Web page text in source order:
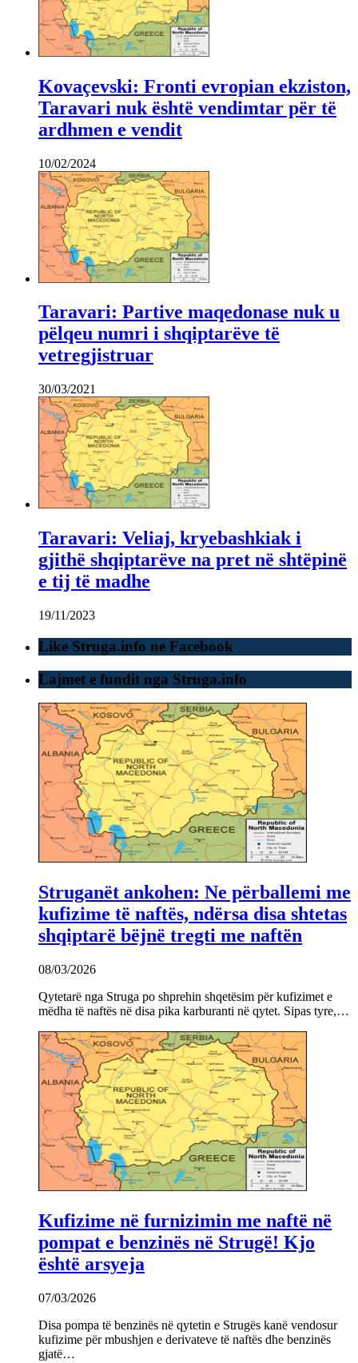
Kovaçevski: Fronti evropian ekziston,
Taravari nuk është vendimtar për të
ardhmen e vendit
10/02/2024
Taravari: Partive maqedonase nuk u
pëlqeu numri i shqiptarëve të
vetregjistruar
30/03/2021
Taravari: Veliaj, kryebashkiak i
gjithë shqiptarëve na pret në shtëpinë
e tij të madhe
19/11/2023
Like Struga.info ne Facebook
Lajmet e fundit nga Struga.info
Struganët ankohen: Ne përballemi me
kufizime të naftës, ndërsa disa shtetas
shqiptarë bëjnë tregti me naftën
08/03/2026
Qytetarë nga Struga po shprehin shqetësim për kufizimet e
mëdha të naftës në disa pika karburanti në qytet. Sipas tyre,…
Kufizime në furnizimin me naftë në
pompat e benzinës në Strugë! Kjo
është arsyeja
07/03/2026
Disa pompa të benzinës në qytetin e Strugës kanë vendosur
kufizime për mbushjen e derivateve të naftës dhe benzinës
gjatë…